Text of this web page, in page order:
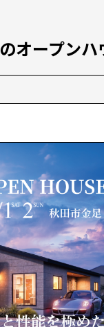
オープン